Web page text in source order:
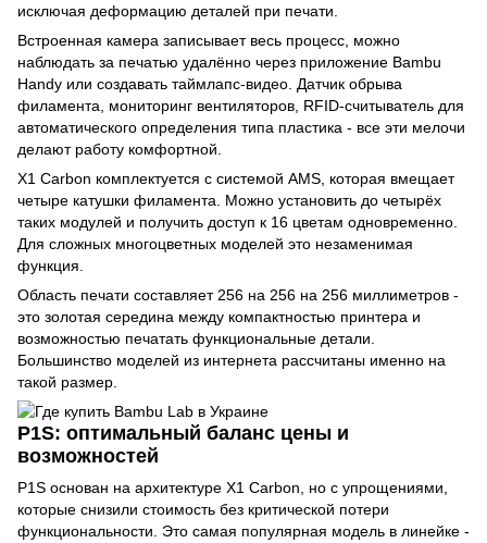
исключая деформацию деталей при печати.
Встроенная камера записывает весь процесс, можно
наблюдать за печатью удалённо через приложение Bambu
Handy или создавать таймлапс-видео. Датчик обрыва
филамента, мониторинг вентиляторов, RFID-считыватель для
автоматического определения типа пластика - все эти мелочи
делают работу комфортной.
X1 Carbon комплектуется с системой AMS, которая вмещает
четыре катушки филамента. Можно установить до четырёх
таких модулей и получить доступ к 16 цветам одновременно.
Для сложных многоцветных моделей это незаменимая
функция.
Область печати составляет 256 на 256 на 256 миллиметров -
это золотая середина между компактностью принтера и
возможностью печатать функциональные детали.
Большинство моделей из интернета рассчитаны именно на
такой размер.
P1S: оптимальный баланс цены и
возможностей
P1S основан на архитектуре X1 Carbon, но с упрощениями,
которые снизили стоимость без критической потери
функциональности. Это самая популярная модель в линейке -